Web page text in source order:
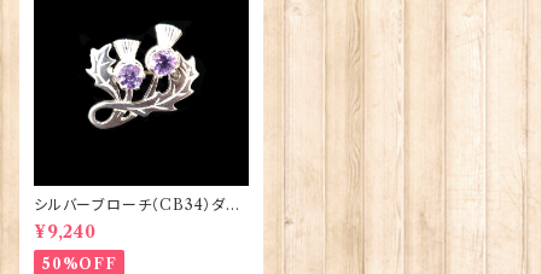
シルバーブローチ（CB34）ダブ
ル・シスル ORTAK 70068
¥9,240
50%OFF